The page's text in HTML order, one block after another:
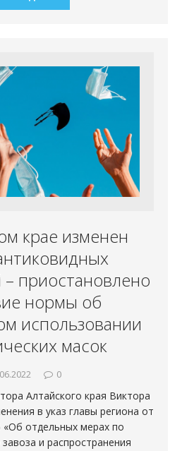
крае изменен
приостановлено
нормы об
использовании
масок
0
Алтайского края Виктора
в указ главы региона от
отдельных мерах по
и распространения